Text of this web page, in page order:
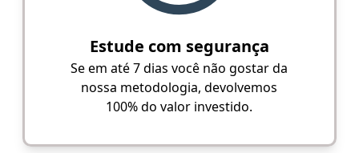
Estude com segurança
Se em até 7 dias você não gostar da
nossa metodologia, devolvemos
100% do valor investido.